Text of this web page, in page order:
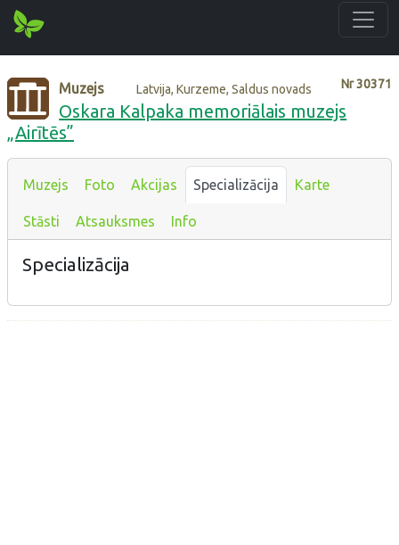
Nr30371
Muzejs Latvija, Kurzeme, Saldus novads
Oskara Kalpaka memoriālais muzejs
„Airītēs”
Muzejs Foto Akcijas Specializācija Karte
Stāsti Atsauksmes Info
Specializācija